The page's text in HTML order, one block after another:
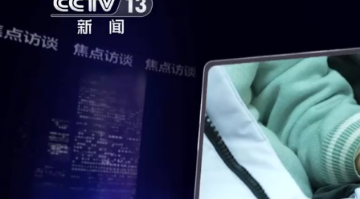
VIP会员 CCTV奥林匹克频道
教育 乡村振兴 生态环境 一带一路 央博
大国保险 云顶对话 云起
CCTV.节目官网 节目单 栏目 片库 热播榜